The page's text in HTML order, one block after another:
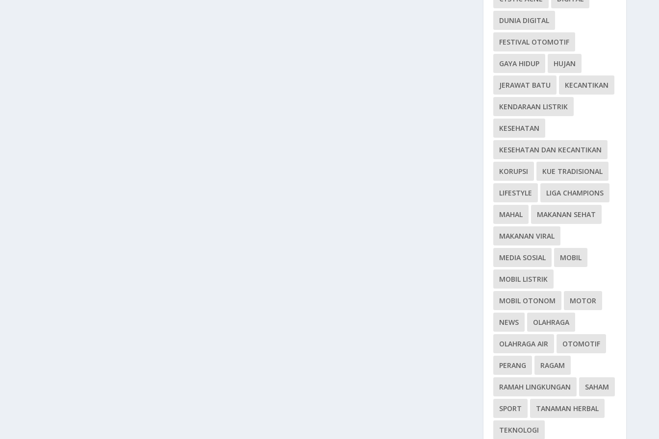
DUNIA DIGITAL
FESTIVAL OTOMOTIF
GAYA HIDUP HUJAN
JERAWAT BATU KECANTIKAN
KENDARAAN LISTRIK
KESEHATAN
KESEHATAN DAN KECANTIKAN
KORUPSI KUE TRADISIONAL
LIFESTYLE LIGA CHAMPIONS
MAHAL MAKANAN SEHAT
MAKANAN VIRAL
MEDIA SOSIAL MOBIL
MOBIL LISTRIK
MOBIL OTONOM MOTOR
NEWS OLAHRAGA
OLAHRAGA AIR OTOMOTIF
PERANG RAGAM
RAMAH LINGKUNGAN SAHAM
SPORT TANAMAN HERBAL
TEKNOLOGI